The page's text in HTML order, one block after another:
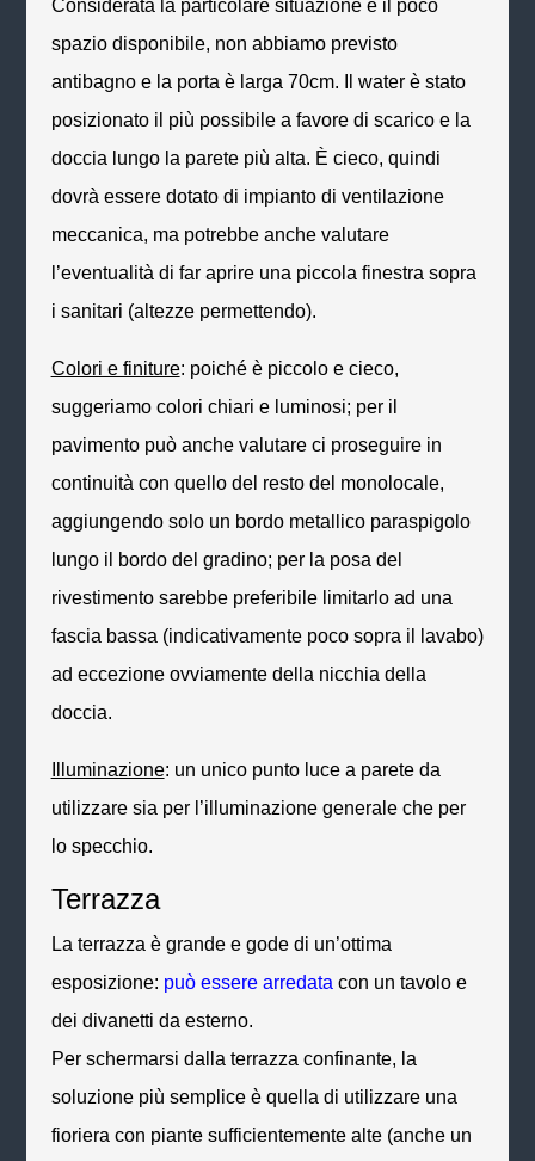
Considerata la particolare situazione e il poco
spazio disponibile, non abbiamo previsto
antibagno e la porta è larga 70cm. Il water è stato
posizionato il più possibile a favore di scarico e la
doccia lungo la parete più alta. È cieco, quindi
dovrà essere dotato di impianto di ventilazione
meccanica, ma potrebbe anche valutare
l’eventualità di far aprire una piccola finestra sopra
i sanitari (altezze permettendo).
Colori e finiture: poiché è piccolo e cieco,
suggeriamo colori chiari e luminosi; per il
pavimento può anche valutare ci proseguire in
continuità con quello del resto del monolocale,
aggiungendo solo un bordo metallico paraspigolo
lungo il bordo del gradino; per la posa del
rivestimento sarebbe preferibile limitarlo ad una
fascia bassa (indicativamente poco sopra il lavabo)
ad eccezione ovviamente della nicchia della
doccia.
Illuminazione: un unico punto luce a parete da
utilizzare sia per l’illuminazione generale che per
lo specchio.
Terrazza
La terrazza è grande e gode di un’ottima
esposizione: può essere arredata con un tavolo e
dei divanetti da esterno.
Per schermarsi dalla terrazza confinante, la
soluzione più semplice è quella di utilizzare una
fioriera con piante sufficientemente alte (anche un